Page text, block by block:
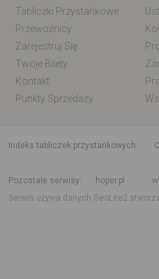
Tabliczki Przystankowe
Przewoźnicy
Zarejestruj Się
Twoje Bilety
Kontakt
Punkty Sprzedaży
indeks tabliczek przystankowych
Pozostałe serwisy
hoper.pl
Serwis używa danych GeoLite2